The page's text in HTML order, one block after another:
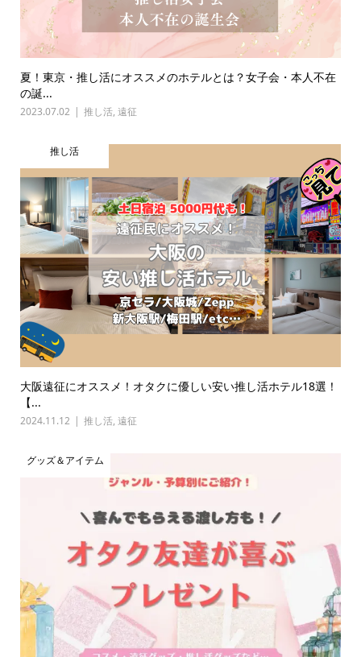
夏！東京・推し活にオススメのホテルとは？女子会・本人不在
の誕...
2023.07.02 推し活, 遠征
推し活
大阪遠征にオススメ！オタクに優しい安い推し活ホテル18選！
【...
2024.11.12 推し活, 遠征
グッズ＆アイテム